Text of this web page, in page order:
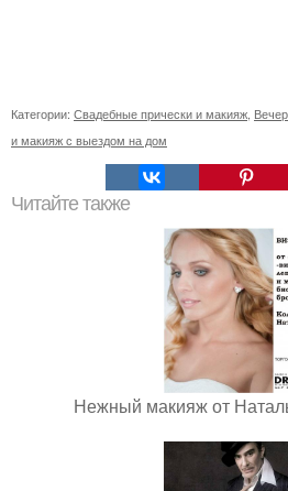
Категории: Свадебные прически и макияж
и макияж с выездом на дом
Читайте также
Нежный макияж от